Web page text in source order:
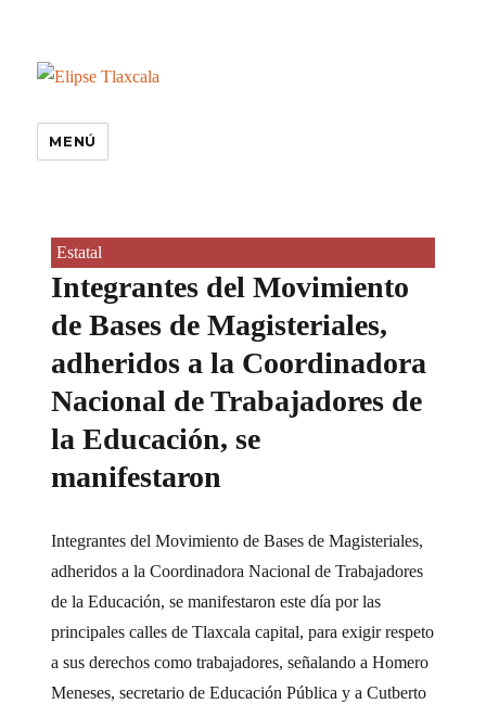
MENÚ
Estatal
Integrantes del Movimiento
de Bases de Magisteriales,
adheridos a la Coordinadora
Nacional de Trabajadores de
la Educación, se
manifestaron
Integrantes del Movimiento de Bases de Magisteriales,
adheridos a la Coordinadora Nacional de Trabajadores
de la Educación, se manifestaron este día por las
principales calles de Tlaxcala capital, para exigir respeto
a sus derechos como trabajadores, señalando a Homero
Meneses, secretario de Educación Pública y a Cutberto